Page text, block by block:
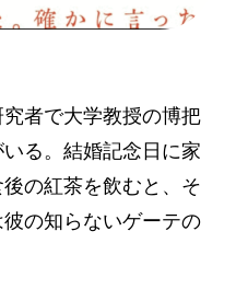
者で大学教授の博把
る。結婚記念日に家
の紅茶を飲むと、そ
の知らないゲーテの